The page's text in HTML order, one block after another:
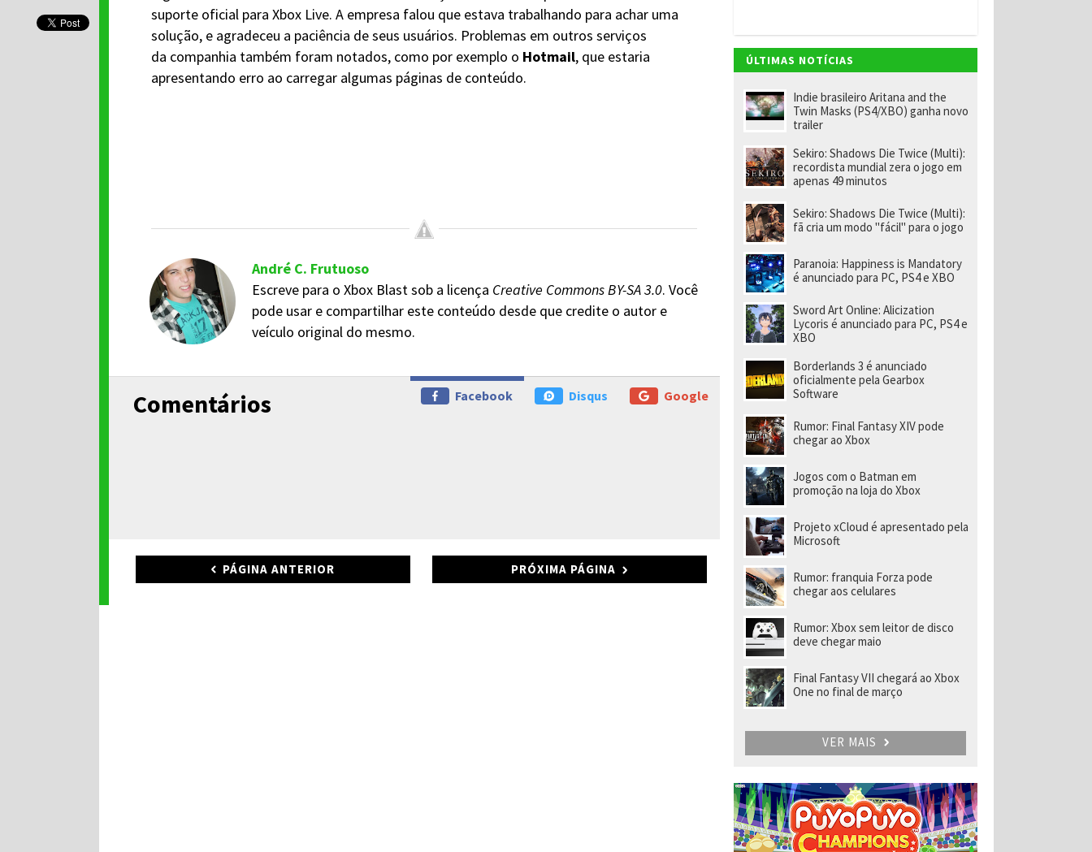
5
suporte oficial para Xbox Live. A empresa falou que estava trabalhando para achar uma
solução, e agradeceu a paciência de seus usuários. Problemas em outros serviços
da companhia também foram notados, como por exemplo o Hotmail, que estaria
apresentando erro ao carregar algumas páginas de conteúdo.
André C. Frutuoso
Escreve para o Xbox Blast sob a licença Creative Commons BY-SA 3.0. Você
pode usar e compartilhar este conteúdo desde que credite o autor e
veículo original do mesmo.
Comentários Google
Disqus
Facebook
PÁGINA ANTERIOR PRÓXIMA PÁGINA
ÚLTIMAS NOTÍCIAS
Indie brasileiro Aritana and the
Twin Masks (PS4/XBO) ganha novo
trailer
Sekiro: Shadows Die Twice (Multi):
recordista mundial zera o jogo em
apenas 49 minutos
Sekiro: Shadows Die Twice (Multi):
fã cria um modo "fácil" para o jogo
Paranoia: Happiness is Mandatory
é anunciado para PC, PS4 e XBO
Sword Art Online: Alicization
Lycoris é anunciado para PC, PS4 e
XBO
Borderlands 3 é anunciado
oficialmente pela Gearbox
Software
Rumor: Final Fantasy XIV pode
chegar ao Xbox
Jogos com o Batman em
promoção na loja do Xbox
Projeto xCloud é apresentado pela
Microsoft
Rumor: franquia Forza pode
chegar aos celulares
Rumor: Xbox sem leitor de disco
deve chegar maio
Final Fantasy VII chegará ao Xbox
One no final de março
VER MAIS